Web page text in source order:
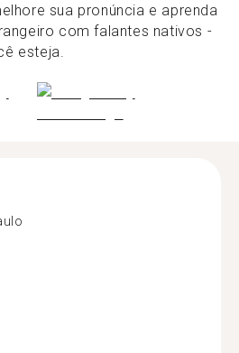
sua pronúncia e aprenda
com falantes nativos -
esteja.